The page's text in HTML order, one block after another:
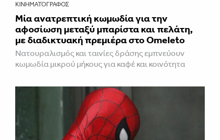
ΚΙΝΗΜΑΤΟΓΡΆΦΟΣ
Μία ανατρεπτική κωμωδία για την
αφοσίωση μεταξύ μπαρίστα και πελάτη,
με διαδικτυακή πρεμιέρα στο Omeleto
Νατουραλισμός και ταινίες δράσης εμπνεύουν
κωμωδία μικρού μήκους για καφέ και κοινότητα